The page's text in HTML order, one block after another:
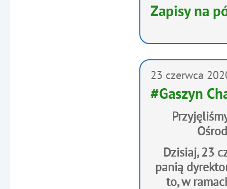
Zapisy na
23 czerwca
‪#‎Gaszyn
Dzisiaj, 23
panią
to, w